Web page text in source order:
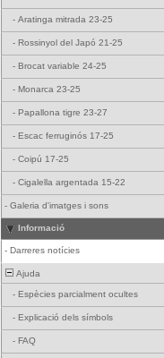
- Aratinga mitrada 23-25
- Rossinyol del Japó 21-25
- Brocat variable 24-25
- Monarca 23-25
- Papallona tigre 23-27
- Escac ferruginós 17-25
- Coipú 17-25
- Cigalella argentada 15-22
- Galeria d'imatges i sons
Informació
- Darreres notícies
Ajuda
- Espècies parcialment ocultes
- Explicació dels símbols
- FAQ